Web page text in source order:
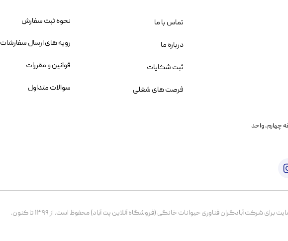
خیابان بنی هاشم پلاک ۲۰۲ ، طبقه چهارم، واحد
شرکت آبادگران فناوری حیوانات خانگی (فروشگاه آنلاین پت آباد) محفوظ است. از ۱۳۹۹ تا کنون.
نحوه ثبت سفارش
رویه های ارسال سفارشات
قوانین و مقررات
سوالات متداول
تماس با ما
درباره ما
ثبت شکایات
فرصت های شغلی